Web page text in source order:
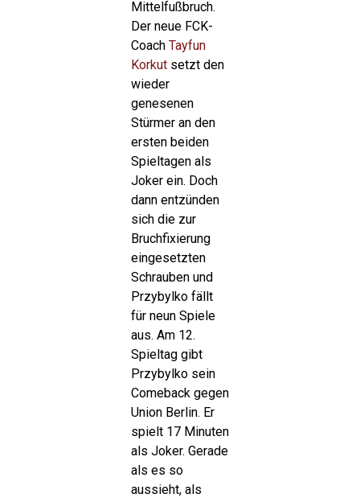
Mittelfußbruch.
Der neue FCK-
Coach Tayfun
Korkutsetzt den
wieder
genesenen
Stürmer an den
ersten beiden
Spieltagen als
Joker ein. Doch
dann entzünden
sich die zur
Bruchfixierung
eingesetzten
Schrauben und
Przybylko fällt
für neun Spiele
aus. Am 12.
Spieltag gibt
Przybylko sein
Comeback gegen
Union Berlin. Er
spielt 17 Minuten
als Joker. Gerade
als es so
aussieht, als